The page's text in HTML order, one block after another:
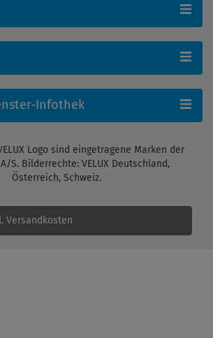
Infothek
Logo sind eingetragene Marken der
S. Bilderrechte: VELUX Deutschland,
Österreich, Schweiz.
Versandkosten